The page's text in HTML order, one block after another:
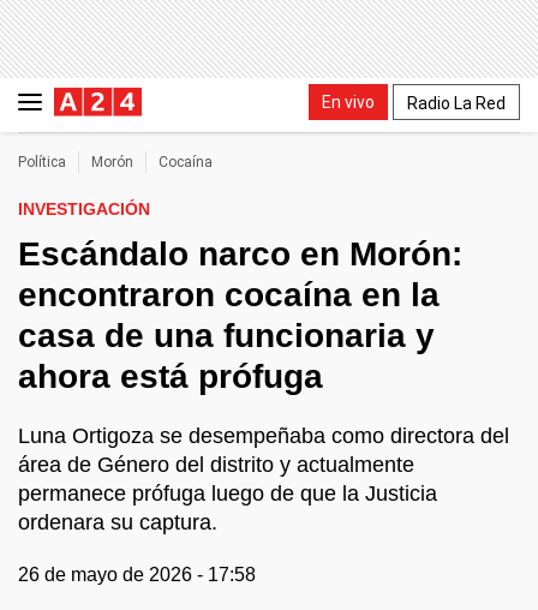
En vivo Radio La Red
Política Morón Cocaína
INVESTIGACIÓN
Escándalo narco en Morón:
encontraron cocaína en la
casa de una funcionaria y
ahora está prófuga
Luna Ortigoza se desempeñaba como directora del
área de Género del distrito y actualmente
permanece prófuga luego de que la Justicia
ordenara su captura.
26 de mayo de 2026 - 17:58